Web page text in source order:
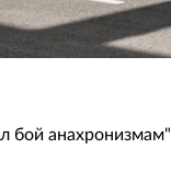
бой анахронизмам"